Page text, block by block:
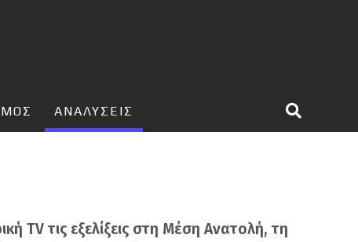
ΑΝΑΛΥΣΕΙΣ
TV τις εξελίξεις στη Μέση Ανατολή, τη